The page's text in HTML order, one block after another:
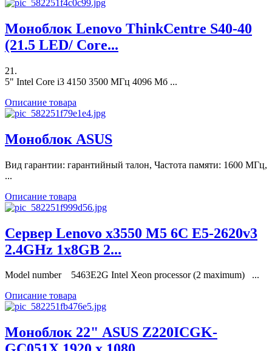
Моноблок Lenovo ThinkCentre S40-40
(21.5 LED/ Core...
21.
5" Intel Core i3 4150 3500 МГц 4096 Мб ...
Описание товара
Моноблок ASUS
Вид гарантии: гарантийный талон, Частота памяти: 1600 МГц,
...
Описание товара
Сервер Lenovo x3550 M5 6C E5-2620v3
2.4GHz 1x8GB 2...
Model number 5463E2G Intel Xeon processor (2 maximum) ...
Описание товара
Моноблок 22" ASUS Z220ICGK-